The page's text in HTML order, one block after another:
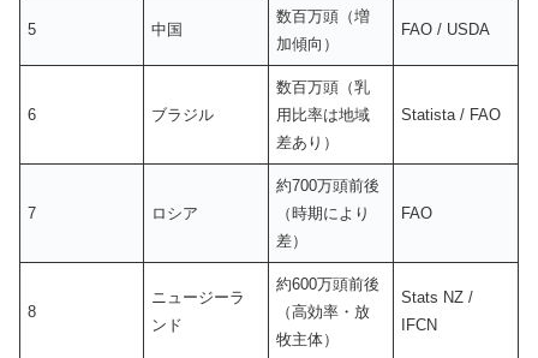
5 中国
数百万頭（増
加傾向）
FAO / USDA
6 ブラジル
数百万頭（乳
用比率は地域
差あり）
Statista / FAO
7 ロシア
約700万頭前後
（時期により
差）
FAO
8
ニュージーラ
ンド
約600万頭前後
（高効率・放
牧主体）
Stats NZ /
IFCN